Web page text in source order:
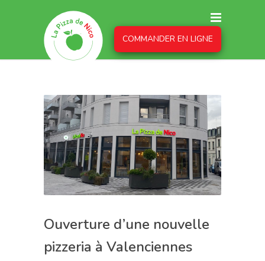
COMMANDER EN LIGNE
Ouverture d’une nouvelle
pizzeria à Valenciennes